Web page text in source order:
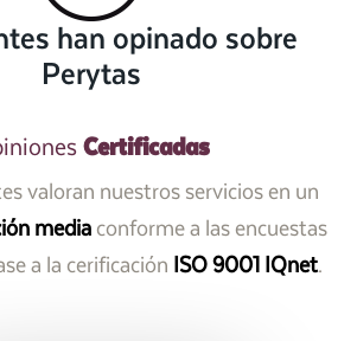
han opinado sobre
Perytas
Certificadas
valoran nuestros servicios en un
mediaconforme a las encuestas
a la cerificación ISO 9001 IQnet.